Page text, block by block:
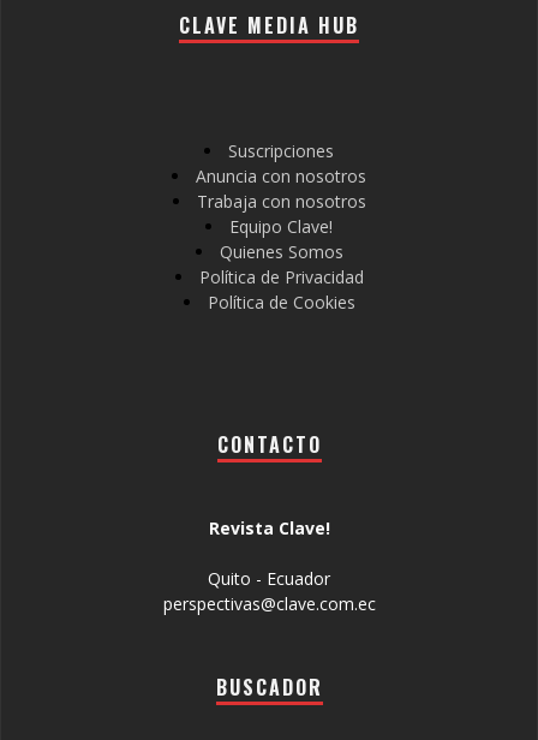
CLAVE MEDIA HUB
Suscripciones
Anuncia con nosotros
Trabaja con nosotros
Equipo Clave!
Quienes Somos
Política de Privacidad
Política de Cookies
CONTACTO
Revista Clave!
Quito - Ecuador
perspectivas@clave.com.ec
BUSCADOR